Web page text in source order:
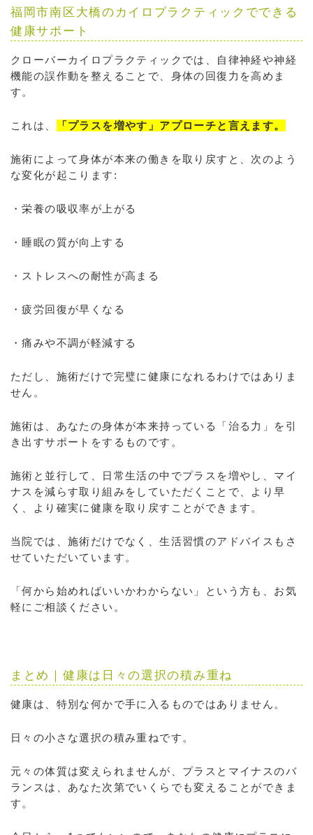
福岡市南区大橋のカイロプラクティックでできる
健康サポート
クローバーカイロプラクティックでは、自律神経や神経
機能の誤作動を整えることで、身体の回復力を高めま
す。
これは、 「プラスを増やす」アプローチと言えます。
施術によって身体が本来の働きを取り戻すと、次のよう
な変化が起こります:
・栄養の吸収率が上がる
・睡眠の質が向上する
・ストレスへの耐性が高まる
・疲労回復が早くなる
・痛みや不調が軽減する
ただし、施術だけで完璧に健康になれるわけではありま
せん。
施術は、あなたの身体が本来持っている「治る力」を引
き出すサポートをするものです。
施術と並行して、日常生活の中でプラスを増やし、マイ
ナスを減らす取り組みをしていただくことで、より早
く、より確実に健康を取り戻すことができます。
当院では、施術だけでなく、生活習慣のアドバイスもさ
せていただいています。
「何から始めればいいかわからない」という方も、お気
軽にご相談ください。
まとめ｜健康は日々の選択の積み重ね
健康は、特別な何かで手に入るものではありません。
日々の小さな選択の積み重ねです。
元々の体質は変えられませんが、プラスとマイナスのバ
ランスは、あなた次第でいくらでも変えることができま
す。